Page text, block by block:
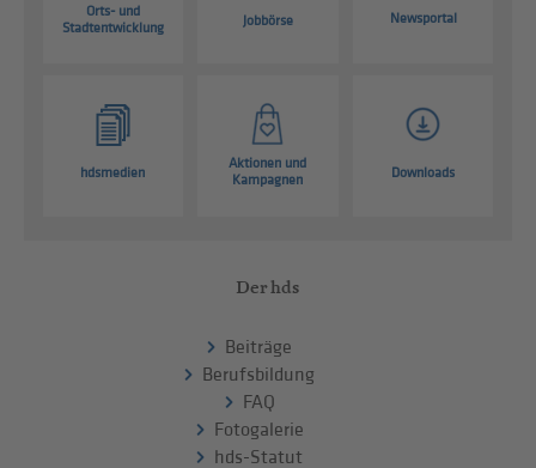
Orts- und
Stadtentwicklung
Jobbörse Newsportal
hdsmedien
Aktionen und
Kampagnen
Downloads
Der hds
Beiträge
Berufsbildung
FAQ
Fotogalerie
hds-Statut